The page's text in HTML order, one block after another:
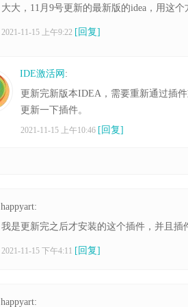
大大，11月9号更新的最新版的idea，用这
2021-11-15 上午9:22 [回复]
IDE激活网 :
更新完新版本IDEA，需要重新通过插
更新一下插件。
2021-11-15 上午10:46 [回复]
happyart:
我是更新完之后才安装的这个插件，并且
2021-11-15 下午4:11 [回复]
happyart: